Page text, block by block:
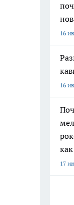
16
16
17